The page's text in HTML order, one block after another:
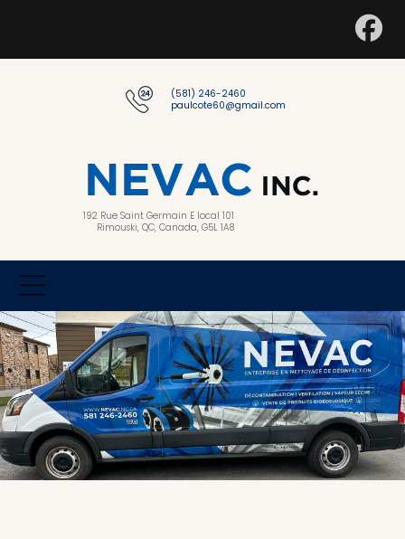
(581) 246-2460
paulcote60@gmail.com
192 Rue Saint Germain E local 101
Rimouski, QC, Canada, G5L 1A8